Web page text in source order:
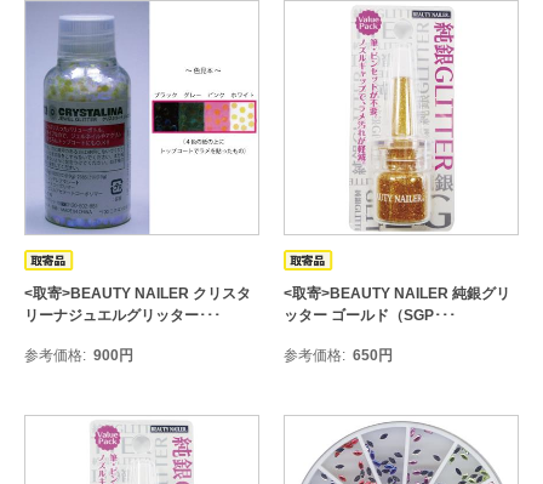
<取寄>BEAUTY NAILER クリスタ
リーナジュエルグリッター･･･
参考価格 900円
<取寄>BEAUTY NAILER 純銀グリ
ッター ゴールド（SGP･･･
参考価格 650円